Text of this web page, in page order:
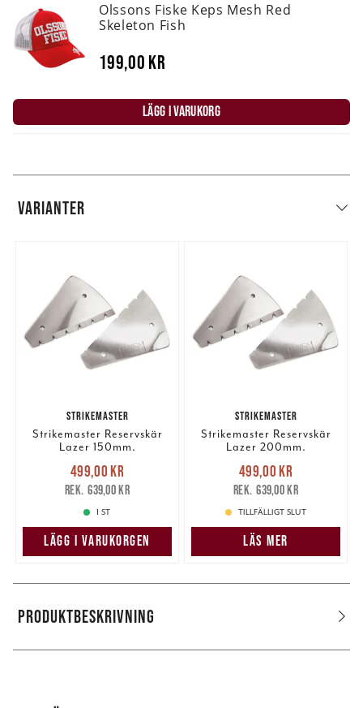
Olssons Fiske Keps Mesh Red
Skeleton Fish
199,00 kr
LÄGG I VARUKORG
VARIANTER
STRIKEMASTER
Strikemaster Reservskär
Lazer 150mm.
Nuvarande pris
499,00 krTidigare pris
639,00 kr
499,00 kr
639,00 kr
1 ST
LÄGG I VARUKORGEN
STRIKEMASTER
Strikemaster Reservskär
Lazer 200mm.
Nuvarande pris
499,00 krTidigare pris
639,00 kr
499,00 kr
639,00 kr
TILLFÄLLIGT SLUT
LÄS MER
PRODUKTBESKRIVNING